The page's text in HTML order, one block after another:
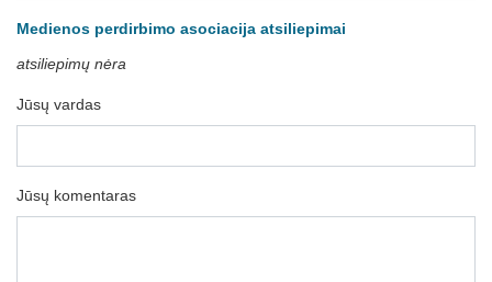
Medienos perdirbimo asociacija atsiliepimai
atsiliepimų nėra
Jūsų vardas
Jūsų komentaras